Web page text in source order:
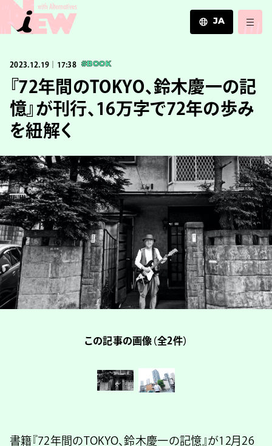
JA
2023.12.19｜17:38 #BOOK
『72年間のTOKYO、鈴木慶一の記
憶』が刊行、16万字で72年の歩み
を紐解く
この記事の画像（全2件）
書籍『72年間のTOKYO、鈴木慶一の記憶』が12月26